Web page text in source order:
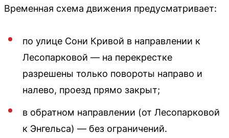
Временная схема движения предусматривает:
по улице Сони Кривой в направлении к
Лесопарковой — на перекрестке
разрешены только повороты направо и
налево, проезд прямо закрыт;
в обратном направлении (от Лесопарковой
к Энгельса) — без ограничений.